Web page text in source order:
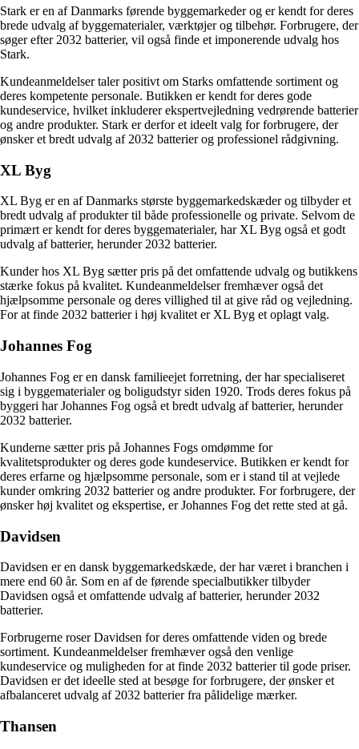
Stark er en af Danmarks førende byggemarkeder og er kendt for deres
brede udvalg af byggematerialer, værktøjer og tilbehør. Forbrugere, der
søger efter 2032 batterier, vil også finde et imponerende udvalg hos
Stark.
Kundeanmeldelser taler positivt om Starks omfattende sortiment og
deres kompetente personale. Butikken er kendt for deres gode
kundeservice, hvilket inkluderer ekspertvejledning vedrørende batterier
og andre produkter. Stark er derfor et ideelt valg for forbrugere, der
ønsker et bredt udvalg af 2032 batterier og professionel rådgivning.
XL Byg
XL Byg er en af Danmarks største byggemarkedskæder og tilbyder et
bredt udvalg af produkter til både professionelle og private. Selvom de
primært er kendt for deres byggematerialer, har XL Byg også et godt
udvalg af batterier, herunder 2032 batterier.
Kunder hos XL Byg sætter pris på det omfattende udvalg og butikkens
stærke fokus på kvalitet. Kundeanmeldelser fremhæver også det
hjælpsomme personale og deres villighed til at give råd og vejledning.
For at finde 2032 batterier i høj kvalitet er XL Byg et oplagt valg.
Johannes Fog
Johannes Fog er en dansk familieejet forretning, der har specialiseret
sig i byggematerialer og boligudstyr siden 1920. Trods deres fokus på
byggeri har Johannes Fog også et bredt udvalg af batterier, herunder
2032 batterier.
Kunderne sætter pris på Johannes Fogs omdømme for
kvalitetsprodukter og deres gode kundeservice. Butikken er kendt for
deres erfarne og hjælpsomme personale, som er i stand til at vejlede
kunder omkring 2032 batterier og andre produkter. For forbrugere, der
ønsker høj kvalitet og ekspertise, er Johannes Fog det rette sted at gå.
Davidsen
Davidsen er en dansk byggemarkedskæde, der har været i branchen i
mere end 60 år. Som en af de førende specialbutikker tilbyder
Davidsen også et omfattende udvalg af batterier, herunder 2032
batterier.
Forbrugerne roser Davidsen for deres omfattende viden og brede
sortiment. Kundeanmeldelser fremhæver også den venlige
kundeservice og muligheden for at finde 2032 batterier til gode priser.
Davidsen er det ideelle sted at besøge for forbrugere, der ønsker et
afbalanceret udvalg af 2032 batterier fra pålidelige mærker.
Thansen